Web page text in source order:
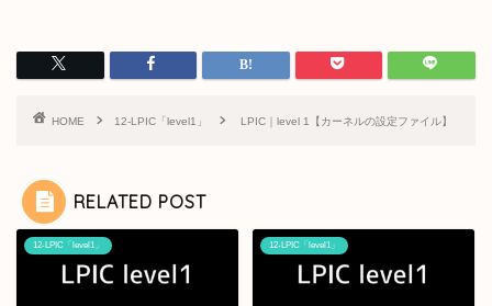
HOME 12-LPIC「level1」 LPIC｜level 1【カーネルの設定ファイル】
RELATED POST
12-LPIC「level1」 12-LPIC「level1」